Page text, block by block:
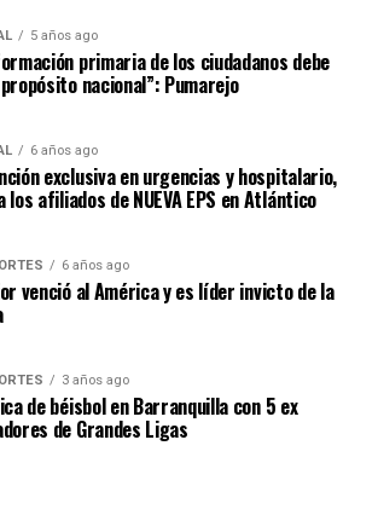
5 años ago
primaria de los ciudadanos debe
nacional”: Pumarejo
6 años ago
exclusiva en urgencias y hospitalario,
los afiliados de NUEVA EPS en Atlántico
6 años ago
venció al América y es líder invicto de la
3 años ago
de béisbol en Barranquilla con 5 ex
de Grandes Ligas